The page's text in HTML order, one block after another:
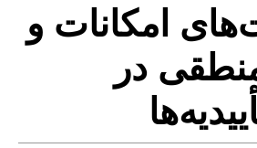
امکانات و
در